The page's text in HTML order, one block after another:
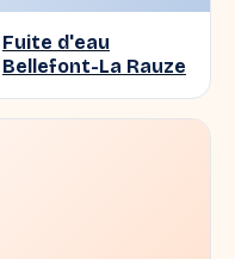
Fuite d'eau
Bellefont-La Rauze